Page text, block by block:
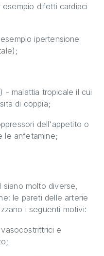
esempio difetti cardiaci
esempio ipertensione
- malattia tropicale il cui
di coppia;
dell'appetito o
le anfetamine;
molto diverse,
le pareti delle arterie
i seguenti motivi:
e